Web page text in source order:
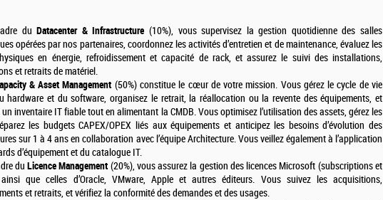
duDatacenter & Infrastructure (10%), vous supervisez la gestion quotidienne des salles
opérées par nos partenaires, coordonnez les activités d’entretien et de maintenance, évaluez les
en énergie, refroidissement et capacité de rack, et assurez le suivi des installations,
et retraits de matériel.
& Asset Management(50%) constitue le cœur de votre mission. Vous gérez le cycle de vie
hardware et du software, organisez le retrait, la réallocation ou la revente des équipements, et
inventaire IT fiable tout en alimentant la CMDB. Vous optimisez l’utilisation des assets, gérez les
les budgets CAPEX/OPEX liés aux équipements et anticipez les besoins d’évolution des
sur 1 à 4 ans en collaboration avec l’équipe Architecture. Vous veillez également à l’application
d’équipement et du catalogue IT.
duLicence Management(20%), vous assurez la gestion des licences Microsoft (subscriptions et
ainsi que celles d’Oracle, VMware, Apple et autres éditeurs. Vous suivez les acquisitions,
et retraits, et vérifiez la conformité des demandes et des usages.